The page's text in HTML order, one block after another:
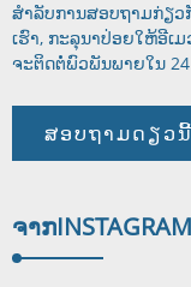
ສໍາ​ລັບ​ການ​ສອບ​ຖາມ​ກ່ຽ
ເຮົາ​, ກະ​ລຸ​ນາ​ປ່ອຍ​ໃຫ້​ອີ​ເ
ຈະ​ຕິດ​ຕໍ່​ພົວ​ພັນ​ພາຍໃນ
ສອບຖາມດຽວນີ້
ຈາກINSTAGRAM